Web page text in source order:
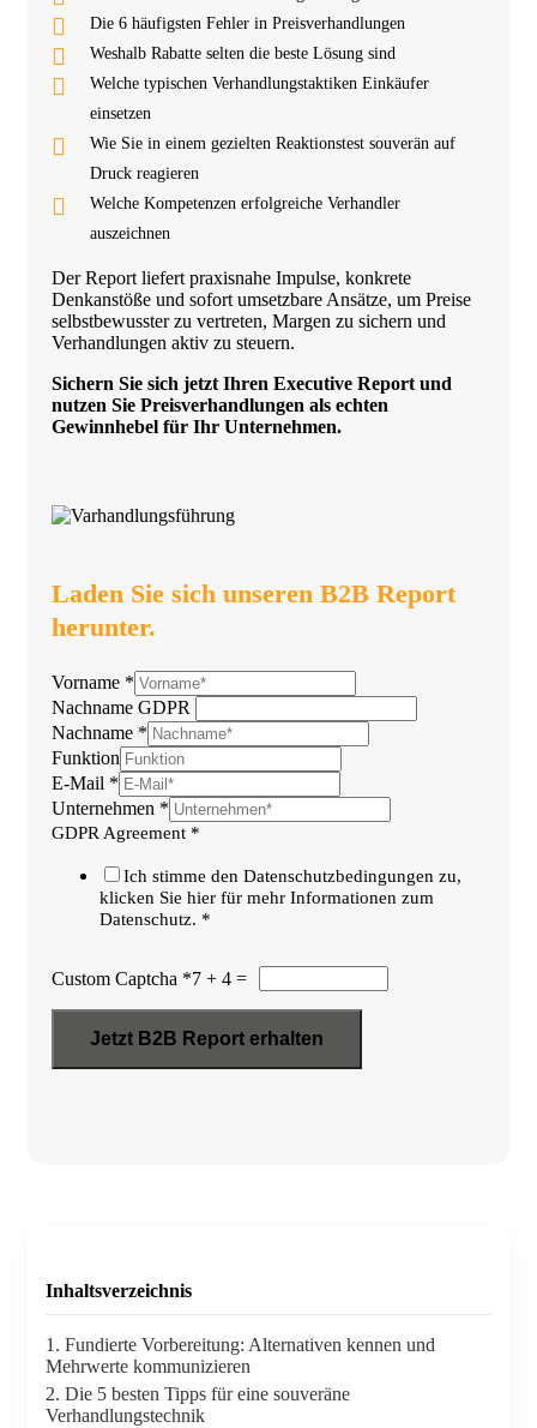
Die 6 häufigsten Fehler in Preisverhandlungen
Weshalb Rabatte selten die beste Lösung sind
Welche typischen Verhandlungstaktiken Einkäufer
einsetzen
Wie Sie in einem gezielten Reaktionstest souverän auf
Druck reagieren
Welche Kompetenzen erfolgreiche Verhandler
auszeichnen
Der Report liefert praxisnahe Impulse, konkrete
Denkanstöße und sofort umsetzbare Ansätze, um Preise
selbstbewusster zu vertreten, Margen zu sichern und
Verhandlungen aktiv zu steuern.
Sichern Sie sich jetzt Ihren Executive Report und
nutzen Sie Preisverhandlungen als echten
Gewinnhebel für Ihr Unternehmen.
Laden Sie sich unseren B2B Report
herunter.
Vorname *
Nachname GDPR
Nachname *
Funktion
E-Mail *
Unternehmen *
GDPR Agreement *
Ich stimme den Datenschutzbedingungen zu,
klicken Sie hier für mehr Informationen zum
Datenschutz. *
Custom Captcha *7 + 4 =
Jetzt B2B Report erhalten
Inhaltsverzeichnis
1. Fundierte Vorbereitung: Alternativen kennen und
Mehrwerte kommunizieren
2. Die 5 besten Tipps für eine souveräne
Verhandlungstechnik